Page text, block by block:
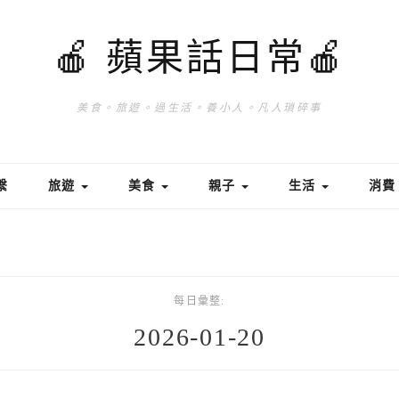
🍎 蘋果話日常🍎
美食。旅遊。過生活。養小人。凡人瑣碎事
旅遊 美食 親子 生活 消費
每日彙整:
2026-01-20